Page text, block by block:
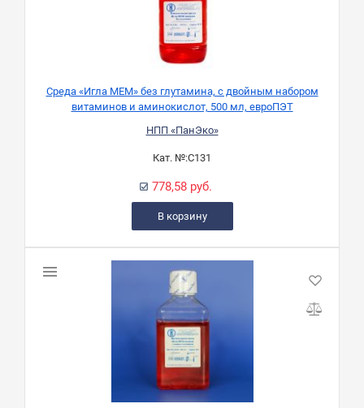
Среда «Игла MEM» без глутамина, с двойным набором
витаминов и аминокислот, 500 мл, евроПЭТ
НПП «ПанЭко»
Кат. №:С131
778,58 руб.
В корзину